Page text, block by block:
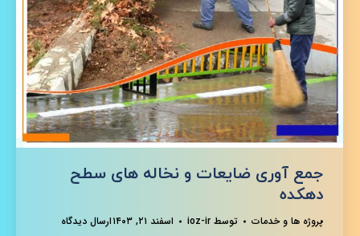
جمع آوری ضایعات و نخاله های سطح
دهکده
پروژه ها و خدمات توسط ioz-ir اسفند ۲۱, ۱۴۰۳ ارسال دیدگاه